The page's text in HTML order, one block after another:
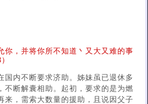
你，并将你所不知道丶又大又难的事
国内不断要求济助。姊妹虽已退休多
不断解囊相助。起初，要求的是为燃
来，需索大数量的援助，且说因父子